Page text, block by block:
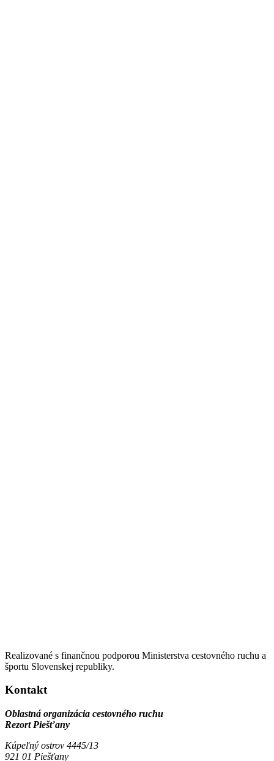
Realizované s finančnou podporou Ministerstva cestovného ruchu a
športu Slovenskej republiky.
Kontakt
Oblastná organizácia cestovného ruchu
Rezort Piešťany
Kúpeľný ostrov 4445/13
921 01 Piešťany